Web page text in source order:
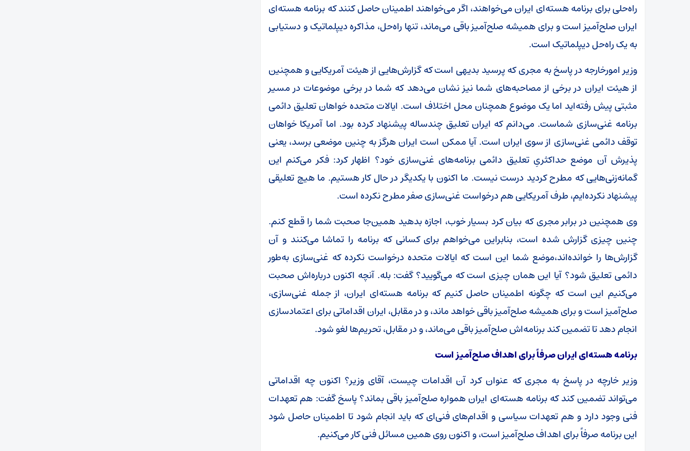
راه‌حلی برای برنامه هسته‌ای ایران می‌خواهند، اگر می‌خواهند اطمینان حاصل کنند که برنامه هسته‌ای
ایران صلح‌آمیز است و برای همیشه صلح‌آمیز باقی می‌ماند، تنها راه‌حل، مذاکره دیپلماتیک و دستیابی
به یک راه‌حل دیپلماتیک است.
وزیر امورخارجه در پاسخ به مجری که پرسید بدیهی است که گزارش‌هایی از هیئت آمریکایی و همچنین
از هیئت ایران در برخی از مصاحبه‌های شما نیز نشان می‌دهد که شما در برخی موضوعات در مسیر
مثبتی پیش رفته‌اید اما یک موضوع همچنان محل اختلاف است. ایالات متحده خواهان تعلیق دائمی
برنامه غنی‌سازی شماست. می‌دانم که ایران تعلیق چندساله پیشنهاد کرده بود. اما آمریکا خواهان
توقف دائمی غنی‌سازی از سوی ایران است. آیا ممکن است ایران هرگز به چنین موضعی برسد، یعنی
پذیرش آن موضع حداکثریِ تعلیق دائمی برنامه‌های غنی‌سازی خود؟ اظهار کرد: فکر می‌کنم این
گمانه‌زنی‌هایی که مطرح کردید درست نیست. ما اکنون با یکدیگر در حال کار هستیم. ما هیچ تعلیقی
پیشنهاد نکرده‌ایم، طرف آمریکایی هم درخواست غنی‌سازی صفر مطرح نکرده است.
وی همچنین در برابر مجری که بیان کرد بسیار خوب، اجازه بدهید همین‌جا صحبت شما را قطع کنم.
چنین چیزی گزارش شده است، بنابراین می‌خواهم برای کسانی که برنامه را تماشا می‌کنند و آن
گزارش‌ها را خوانده‌اند،موضع شما این است که ایالات متحده درخواست نکرده که غنی‌سازی به‌طور
دائمی تعلیق شود؟ آیا این همان چیزی است که می‌گویید؟ گفت: بله. آنچه اکنون درباره‌اش صحبت
می‌کنیم این است که چگونه اطمینان حاصل کنیم که برنامه هسته‌ای ایران، از جمله غنی‌سازی،
صلح‌آمیز است و برای همیشه صلح‌آمیز باقی خواهد ماند، و در مقابل، ایران اقداماتی برای اعتمادسازی
انجام دهد تا تضمین کند برنامه‌اش صلح‌آمیز باقی می‌ماند، و در مقابل، تحریم‌ها لغو شود.
برنامه هسته‌ای ایران صرفاً برای اهداف صلح‌آمیز است
وزیر خارچه در پاسخ به مجری که عنوان کرد آن اقدامات چیست، آقای وزیر؟ اکنون چه اقداماتی
می‌تواند تضمین کند که برنامه هسته‌ای ایران همواره صلح‌آمیز باقی بماند؟ پاسخ گفت: هم تعهدات
فنی وجود دارد و هم تعهدات سیاسی و اقدام‌های فنی‌ای که باید انجام شود تا اطمینان حاصل شود
این برنامه صرفاً برای اهداف صلح‌آمیز است، و اکنون روی همین مسائل فنی کار می‌کنیم.